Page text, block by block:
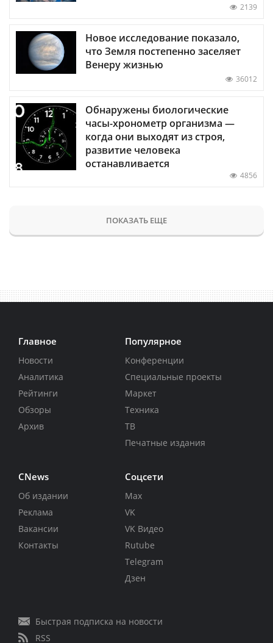
2139
Новое исследование показало,
что Земля постепенно заселяет
Венеру жизнью
36012
Обнаружены биологические
часы-хронометр организма —
когда они выходят из строя,
развитие человека
останавливается
4856
ПОКАЗАТЬ ЕЩЕ
Главное
Новости
Аналитика
Рейтинги
Обзоры
Архив
Популярное
Конференции
Специальные проекты
Маркет
Техника
ТВ
Печатные издания
CNews
Об издании
Реклама
Вакансии
Контакты
Соцсети
Max
VK
VK Видео
Rutube
Telegram
Дзен
Быстрая подписка на новости
RSS